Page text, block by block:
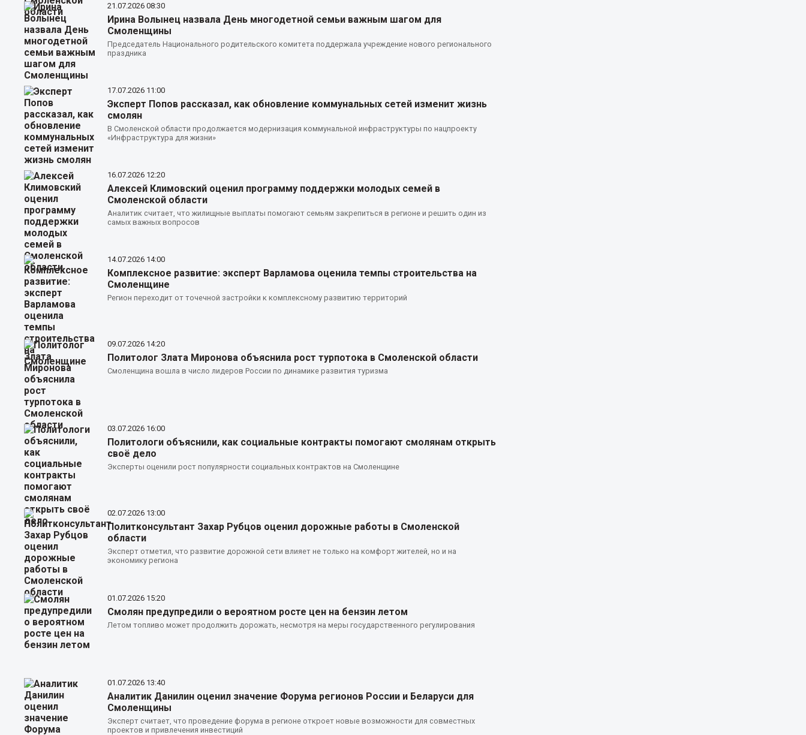
21.07.2026 08:30
Ирина Волынец назвала День многодетной семьи важным шагом для
Смоленщины
Председатель Национального родительского комитета поддержала учреждение нового регионального
праздника
17.07.2026 11:00
Эксперт Попов рассказал, как обновление коммунальных сетей изменит жизнь
смолян
В Смоленской области продолжается модернизация коммунальной инфраструктуры по нацпроекту
«Инфраструктура для жизни»
16.07.2026 12:20
Алексей Климовский оценил программу поддержки молодых семей в
Смоленской области
Аналитик считает, что жилищные выплаты помогают семьям закрепиться в регионе и решить один из
самых важных вопросов
14.07.2026 14:00
Комплексное развитие: эксперт Варламова оценила темпы строительства на
Смоленщине
Регион переходит от точечной застройки к комплексному развитию территорий
09.07.2026 14:20
Политолог Злата Миронова объяснила рост турпотока в Смоленской области
Смоленщина вошла в число лидеров России по динамике развития туризма
03.07.2026 16:00
Политологи объяснили, как социальные контракты помогают смолянам открыть
своё дело
Эксперты оценили рост популярности социальных контрактов на Смоленщине
02.07.2026 13:00
Политконсультант Захар Рубцов оценил дорожные работы в Смоленской
области
Эксперт отметил, что развитие дорожной сети влияет не только на комфорт жителей, но и на
экономику региона
01.07.2026 15:20
Смолян предупредили о вероятном росте цен на бензин летом
Летом топливо может продолжить дорожать, несмотря на меры государственного регулирования
01.07.2026 13:40
Аналитик Данилин оценил значение Форума регионов России и Беларуси для
Смоленщины
Эксперт считает, что проведение форума в регионе откроет новые возможности для совместных
проектов и привлечения инвестиций